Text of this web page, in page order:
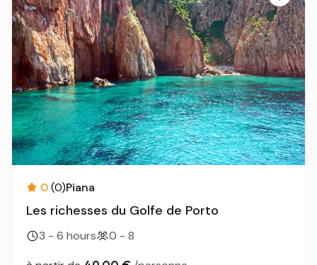
0(0)Piana
Les richesses du Golfe de Porto
3 - 6 hours
0 - 8